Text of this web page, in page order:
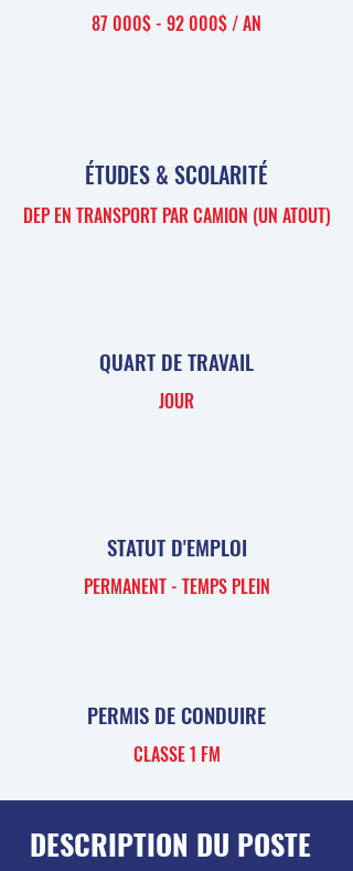
87 000$ - 92 000$ / AN
ÉTUDES & SCOLARITÉ
DEP EN TRANSPORT PAR CAMION (UN ATOUT)
QUART DE TRAVAIL
JOUR
STATUT D'EMPLOI
PERMANENT - TEMPS PLEIN
PERMIS DE CONDUIRE
CLASSE 1 FM
DESCRIPTION DU POSTE